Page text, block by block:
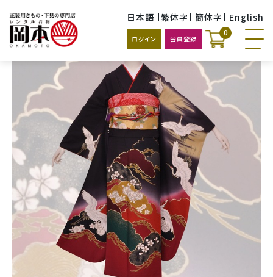
日本語 繁体字 簡体字 English
ログイン 会員登録
0